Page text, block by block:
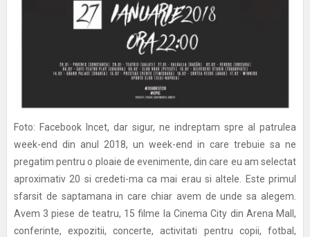
Foto: Facebook Incet, dar sigur, ne indreptam spre al patrulea
week-end din anul 2018, un week-end in care trebuie sa ne
pregatim pentru o ploaie de evenimente, din care eu am selectat
aproximativ 20 si credeti-ma ca mai erau si altele. Este primul
sfarsit de saptamana in care chiar avem de unde sa alegem.
Avem 3 piese de teatru, 15 filme la Cinema City din Arena Mall,
conferinte, expozitii, concerte, activitati pentru copii, fotbal,